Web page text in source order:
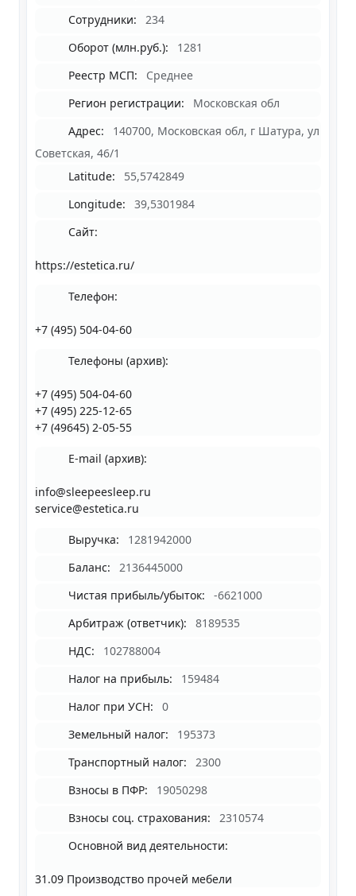
Сотрудники:
234
Оборот (млн.руб.):
1281
Реестр МСП:
Среднее
Регион регистрации:
Московская обл
Адрес:
140700, Московская обл, г Шатура, ул
Советская, 46/1
Latitude:
55,5742849
Longitude:
39,5301984
Сайт:
https://estetica.ru/
Телефон:
+7 (495) 504-04-60
Телефоны (архив):
+7 (495) 504-04-60
+7 (495) 225-12-65
+7 (49645) 2-05-55
E-mail (архив):
info@sleepeesleep.ru
service@estetica.ru
Выручка:
1281942000
Баланс:
2136445000
Чистая прибыль/убыток:
-6621000
Арбитраж (ответчик):
8189535
НДС:
102788004
Налог на прибыль:
159484
Налог при УСН:
0
Земельный налог:
195373
Транспортный налог:
2300
Взносы в ПФР:
19050298
Взносы соц. страхования:
2310574
Основной вид деятельности:
31.09 Производство прочей мебели